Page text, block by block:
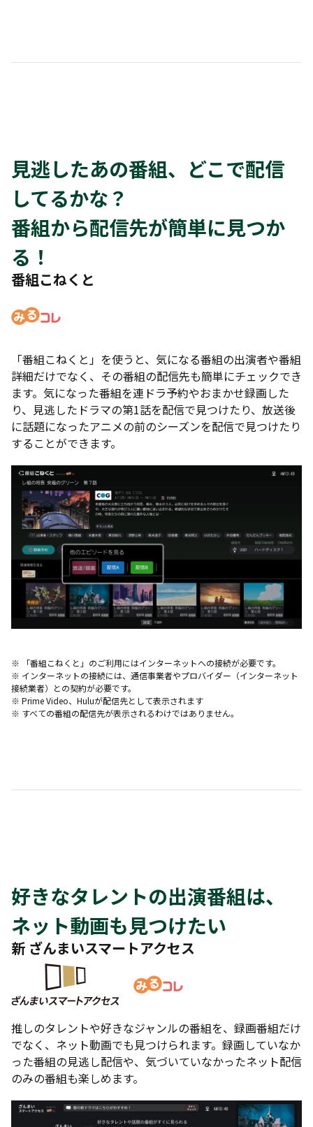
見逃したあの番組、どこで配信
してるかな？
番組から配信先が簡単に見つか
る！
番組こねくと
「番組こねくと」を使うと、気になる番組の出演者や番組
詳細だけでなく、その番組の配信先も簡単にチェックでき
ます。気になった番組を連ドラ予約やおまかせ録画した
り、見逃したドラマの第1話を配信で見つけたり、放送後
に話題になったアニメの前のシーズンを配信で見つけたり
することができます。
※ 「番組こねくと」のご利用にはインターネットへの接続が必要です。
※ インターネットの接続には、通信事業者やプロバイダー（インターネット
接続業者）との契約が必要です。
※ Prime Video、Huluが配信先として表示されます
※ すべての番組の配信先が表示されるわけではありません。
好きなタレントの出演番組は、
ネット動画も見つけたい
新 ざんまいスマートアクセス
推しのタレントや好きなジャンルの番組を、録画番組だけ
でなく、ネット動画でも見つけられます。録画していなか
った番組の見逃し配信や、気づいていなかったネット配信
のみの番組も楽しめます。